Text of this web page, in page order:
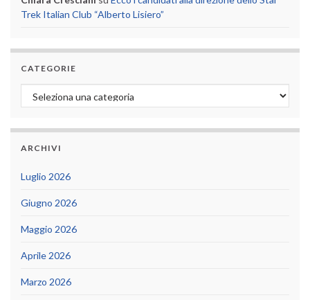
Trek Italian Club “Alberto Lisiero”
CATEGORIE
Categorie
ARCHIVI
Luglio 2026
Giugno 2026
Maggio 2026
Aprile 2026
Marzo 2026